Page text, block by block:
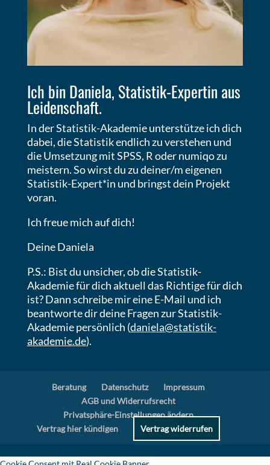
Ich bin Daniela, Statistik-Expertin aus
Leidenschaft.
In der Statistik-Akademie unterstütze ich dich
dabei, die Statistik endlich zu verstehen und
die Umsetzung mit SPSS, R oder numiqo zu
meistern. So wirst du zu deiner/m eigenen
Statistik-Expert*in und bringst dein Projekt
voran.
Ich freue mich auf dich!
Deine Daniela
P.S.: Bist du unsicher, ob die Statistik-
Akademie für dich aktuell das Richtige für dich
ist? Dann schreibe mir eine E-Mail und ich
beantworte dir deine Fragen zur Statistik-
Akademie persönlich (daniela@statistik-
akademie.de).
Beratung Datenschutz
Impressum
AGB und Widerrufsrecht
Privatsphäre-Einstellungen ändern
Vertrag hier kündigen
Vertrag widerrufen